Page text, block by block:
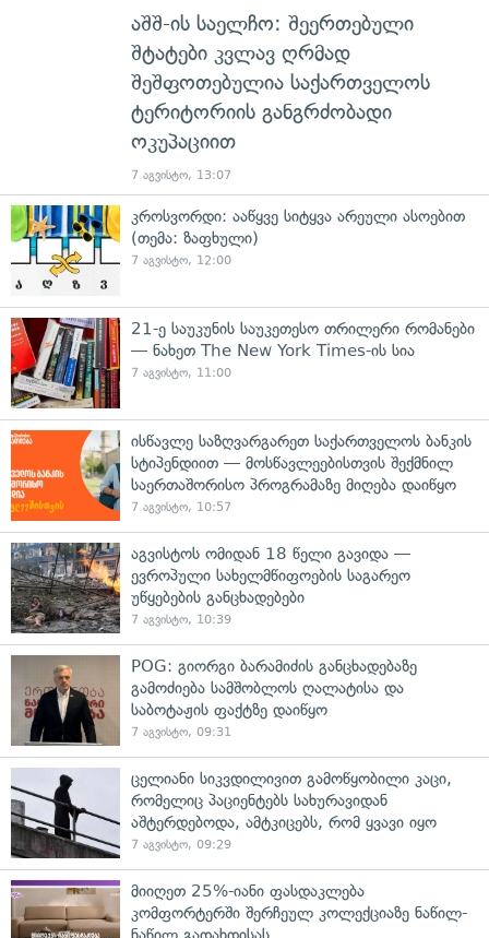
აშშ-ის საელჩო: შეერთებული
შტატები კვლავ ღრმად
შეშფოთებულია საქართველოს
ტერიტორიის განგრძობადი
ოკუპაციით
7 აგვისტო, 13:07
კროსვორდი: ააწყვე სიტყვა არეული ასოებით
(თემა: ზაფხული)
7 აგვისტო, 12:00
21-ე საუკუნის საუკეთესო თრილერი რომანები
— ნახეთ The New York Times-ის სია
7 აგვისტო, 11:00
ისწავლე საზღვარგარეთ საქართველოს ბანკის
სტიპენდიით — მოსწავლეებისთვის შექმნილ
საერთაშორისო პროგრამაზე მიღება დაიწყო
7 აგვისტო, 10:57
აგვისტოს ომიდან 18 წელი გავიდა —
ევროპული სახელმწიფოების საგარეო
უწყებების განცხადებები
7 აგვისტო, 10:39
POG: გიორგი ბარამიძის განცხადებაზე
გამოძიება სამშობლოს ღალატისა და
საბოტაჟის ფაქტზე დაიწყო
7 აგვისტო, 09:31
ცელიანი სიკვდილივით გამოწყობილი კაცი,
რომელიც პაციენტებს სახურავიდან
აშტერდებოდა, ამტკიცებს, რომ ყვავი იყო
7 აგვისტო, 09:29
მიიღეთ 25%-იანი ფასდაკლება
კომფორტერში შერჩეულ კოლექციაზე ნაწილ-